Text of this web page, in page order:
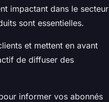
impactant dans le secteur
sont essentielles.
et mettent en avant
de diffuser des
informer vos abonnés